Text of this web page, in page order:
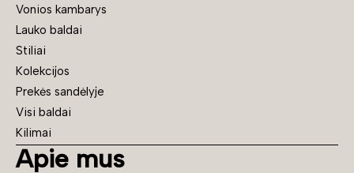
Vonios kambarys
Lauko baldai
Stiliai
Kolekcijos
Prekės sandėlyje
Visi baldai
Kilimai
Apie mus